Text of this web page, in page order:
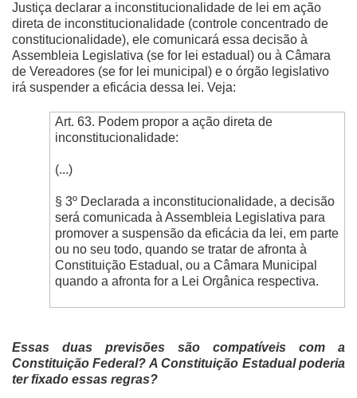
Justiça declarar a inconstitucionalidade de lei em ação
direta de inconstitucionalidade (controle concentrado de
constitucionalidade), ele comunicará essa decisão à
Assembleia Legislativa (se for lei estadual) ou à Câmara
de Vereadores (se for lei municipal) e o órgão legislativo
irá suspender a eficácia dessa lei. Veja:
Art. 63. Podem propor a ação direta de
inconstitucionalidade:
(...)
§ 3º Declarada a inconstitucionalidade, a decisão
será comunicada à Assembleia Legislativa para
promover a suspensão da eficácia da lei, em parte
ou no seu todo, quando se tratar de afronta à
Constituição Estadual, ou a Câmara Municipal
quando a afronta for a Lei Orgânica respectiva.
Essas duas previsões são compatíveis com a
Constituição Federal? A Constituição Estadual poderia
ter fixado essas regras?